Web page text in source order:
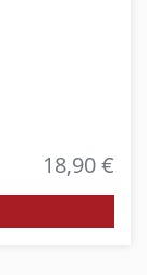
18,90 €